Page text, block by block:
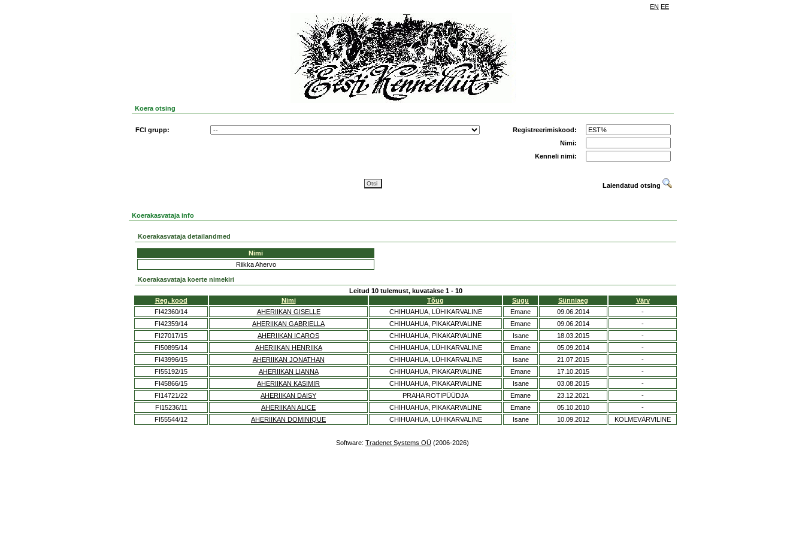
EN EE
Koera otsing
FCI grupp:
Registreerimiskood:
Nimi:
Kenneli nimi:
Laiendatud otsing
Koerakasvataja info
Koerakasvataja detailandmed
Nimi
Riikka Ahervo
Koerakasvataja koerte nimekiri
Leitud 10 tulemust, kuvatakse 1 - 10
Reg. kood
Nimi Tõug Sugu Sünniaeg
Värv
FI42360/14
AHERIIKAN GISELLE CHIHUAHUA, LÜHIKARVALINE Emane 09.06.2014
-
FI42359/14
AHERIIKAN GABRIELLA CHIHUAHUA, PIKAKARVALINE Emane 09.06.2014
-
FI27017/15
AHERIIKAN ICAROS CHIHUAHUA, PIKAKARVALINE Isane 18.03.2015
-
FI50895/14
AHERIIKAN HENRIIKA CHIHUAHUA, LÜHIKARVALINE Emane 05.09.2014
-
FI43996/15
AHERIIKAN JONATHAN CHIHUAHUA, LÜHIKARVALINE Isane 21.07.2015
-
FI55192/15
AHERIIKAN LIANNA CHIHUAHUA, PIKAKARVALINE Emane 17.10.2015
-
FI45866/15
AHERIIKAN KASIMIR CHIHUAHUA, PIKAKARVALINE Isane 03.08.2015
-
FI14721/22
AHERIIKAN DAISY PRAHA ROTIPÜÜDJA Emane 23.12.2021
-
FI15236/11
AHERIIKAN ALICE CHIHUAHUA, PIKAKARVALINE Emane 05.10.2010
-
FI55544/12
AHERIIKAN DOMINIQUE CHIHUAHUA, LÜHIKARVALINE Isane 10.09.2012 KOLMEVÄRVILINE
Software: Tradenet Systems OÜ (2006-2026)